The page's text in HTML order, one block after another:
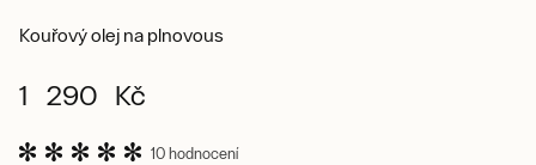
Kouřový olej na plnovous
1 290 Kč
10 hodnocení